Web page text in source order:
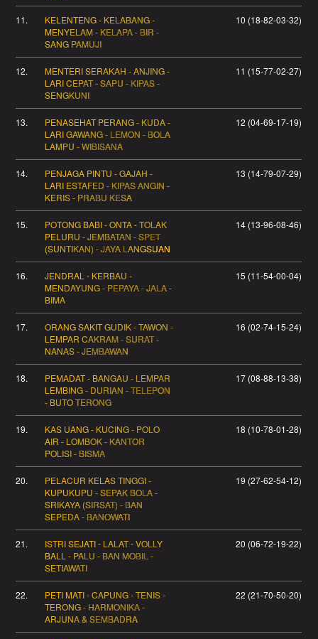
11.
KELENTENG - KELABANG -
MENYELAM - KELAPA - BIR -
SANG PAMUJI
10 (18-82-03-32)
12.
MENTERI SERAKAH - ANJING -
LARI CEPAT - SAPU - KIPAS -
SENGKUNI
11 (15-77-02-27)
13.
PENASEHAT PERANG - KUDA -
LARI GAWANG - LEMON - BOLA
LAMPU - WIBISANA
12 (04-69-17-19)
14.
PENJAGA PINTU - GAJAH -
LARI ESTAFED - KIPAS ANGIN -
KERIS - PRABU KESA
13 (14-79-07-29)
15.
POTONG BABI - ONTA - TOLAK
PELURU - JEMBATAN - SPET
(SUNTIKAN) - JAYA LANGSUAN
14 (13-96-08-46)
16.
JENDRAL - KERBAU -
MENDAYUNG - PEPAYA - JALA -
BIMA
15 (11-54-00-04)
17.
ORANG SAKIT GUDIK - TAWON -
LEMPAR CAKRAM - SURAT -
NANAS - JEMBAWAN
16 (02-74-15-24)
18.
PEMADAT - BANGAU - LEMPAR
LEMBING - DURIAN - TELEPON
- BUTO TERONG
17 (08-88-13-38)
19.
KAS UANG - KUCING - POLO
AIR - LOMBOK - KANTOR
POLISI - BISMA
18 (10-78-01-28)
20.
PELACUR KELAS TINGGI -
KUPUKUPU - SEPAK BOLA -
SRIKAYA (SIRSAT) - BAN
SEPEDA - BANOWATI
19 (27-62-54-12)
21.
ISTRI SEJATI - LALAT - VOLLY
BALL - PALU - BAN MOBIL -
SETIAWATI
20 (06-72-19-22)
22.
PETI MATI - CAPUNG - TENIS -
TERONG - HARMONIKA -
ARJUNA & SEMBADRA
22 (21-70-50-20)